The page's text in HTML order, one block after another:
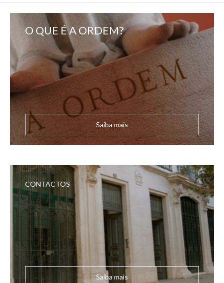
O QUE É A ORDEM?
Saiba mais
CONTACTOS
Saiba mais